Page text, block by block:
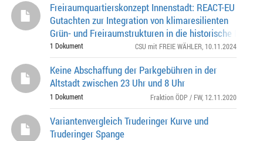
Freiraumquartierskonzept Innenstadt: REACT-EU
Gutachten zur Integration von klimaresilienten
Grün- und Freiraumstrukturen in die historische
Altstadt
1 Dokument CSU mit FREIE WÄHLER , 10.11.2024
Keine Abschaffung der Parkgebühren in der
Altstadt zwischen 23 Uhr und 8 Uhr
1 Dokument Fraktion ÖDP / FW, 12.11.2020
Variantenvergleich Truderinger Kurve und
Truderinger Spange